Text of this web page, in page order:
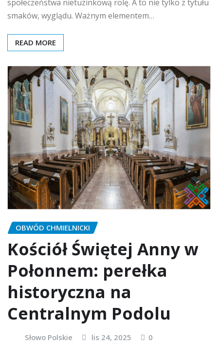
społeczeństwa nietuzinkową rolę. A to nie tylko z tytułu
smaków, wyglądu. Ważnym elementem…
READ MORE
OBWÓD CHMIELNICKI
Kościół Świętej Anny w
Połonnem: perełka
historyczna na
Centralnym Podolu
Słowo Polskie lis 24, 2025 0